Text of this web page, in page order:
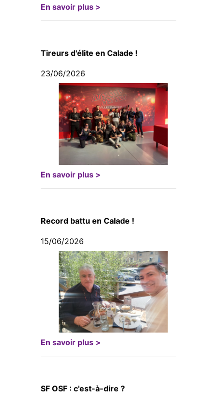
En savoir plus >
Tireurs d'élite en Calade !
23/06/2026
En savoir plus >
Record battu en Calade !
15/06/2026
En savoir plus >
SF OSF : c'est-à-dire ?